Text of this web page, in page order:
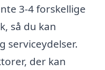
3-4 forskellige
så du kan
serviceydelser.
der kan